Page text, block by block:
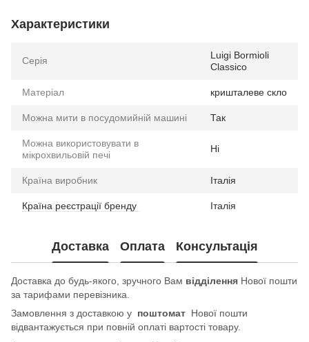
Характеристики
Серія
Luigi Bormioli
Classico
Матеріал кришталеве скло
Можна мити в посудомийній машині Так
Можна використовувати в
мікрохвильовій печі
Ні
Країна виробник Італія
Країна реєстрації бренду Італія
Доставка Оплата Консультація
Доставка до будь-якого, зручного Вам відділення Нової пошти
за тарифами перевізника.
Замовлення з доставкою у поштомат Нової пошти
відвантажується при повній оплаті вартості товару.